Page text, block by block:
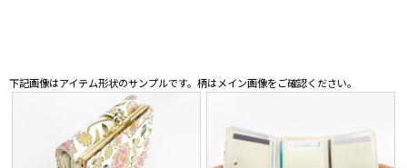
下記画像はアイテム形状のサンプルです。柄はメイン画像をご確認ください。